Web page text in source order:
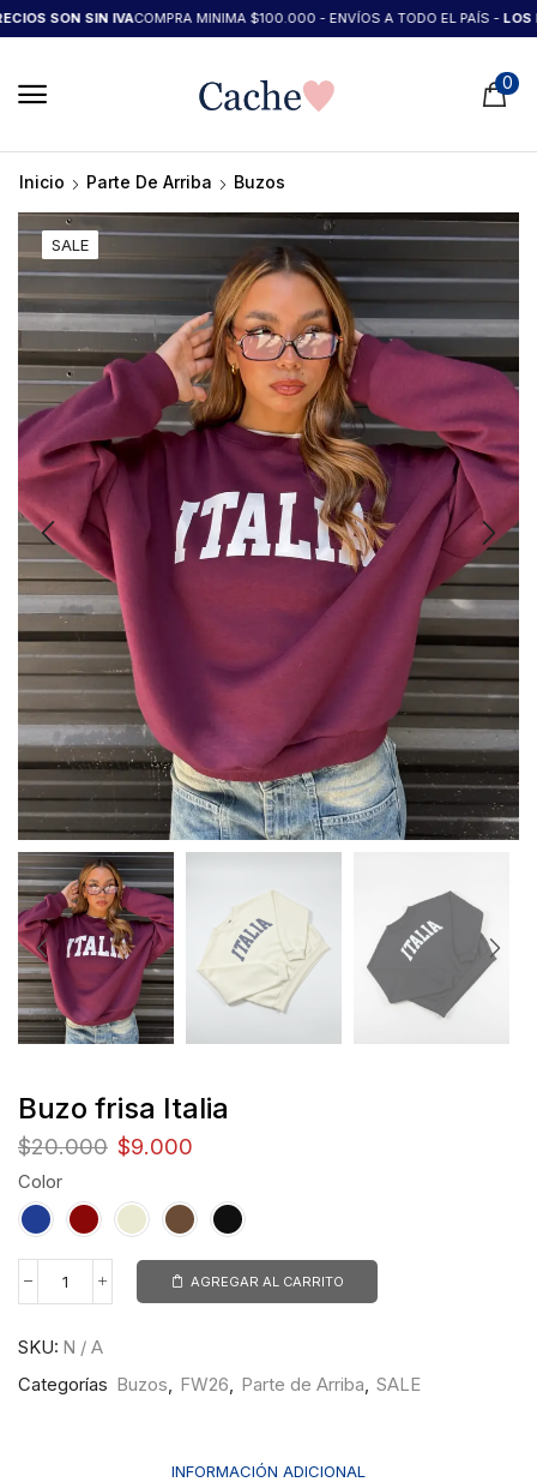
SON SIN IVACOMPRA MINIMA $100.000 - ENVÍOS A TODO EL PAÍS -LOS
0
Inicio Parte De Arriba Buzos
SALE
Buzo frisa Italia
$20.000 $9.000
Color
AGREGAR AL CARRITO
SKU: N / A
Categorías Buzos, FW26, Parte de Arriba, SALE
INFORMACIÓN ADICIONAL